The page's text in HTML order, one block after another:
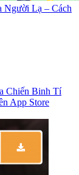
Người Lạ – Cách
Chiến Binh Tí
App Store